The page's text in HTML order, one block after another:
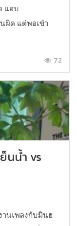
แอบ
ผิด แต่พอเข้า
72
นน้ำ vs
นเพลงกับมินฮ